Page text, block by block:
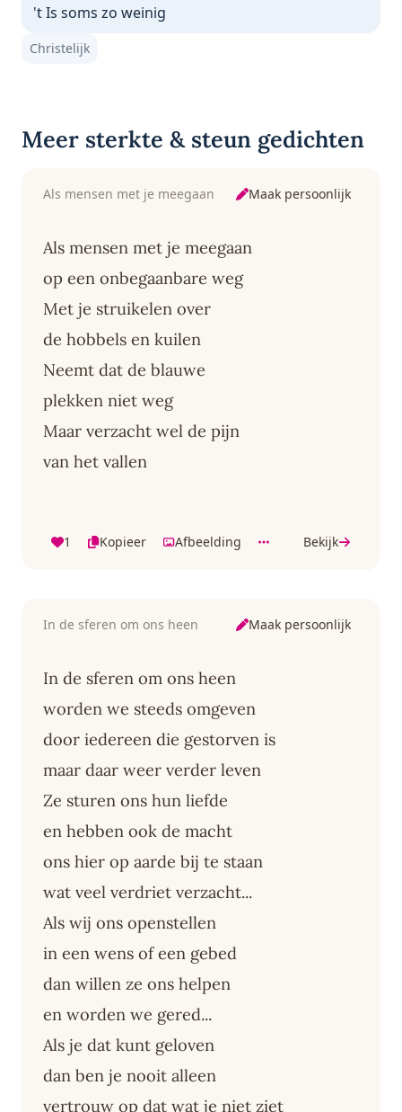
Volgende gedicht:
't Is soms zo weinig
Christelijk
Meer sterkte & steun gedichten
Als mensen met je meegaan Maak persoonlijk
Als mensen met je meegaan
op een onbegaanbare weg
Met je struikelen over
de hobbels en kuilen
Neemt dat de blauwe
plekken niet weg
Maar verzacht wel de pijn
van het vallen
1 Kopieer Afbeelding Bekijk
In de sferen om ons heen Maak persoonlijk
In de sferen om ons heen
worden we steeds omgeven
door iedereen die gestorven is
maar daar weer verder leven
Ze sturen ons hun liefde
en hebben ook de macht
ons hier op aarde bij te staan
wat veel verdriet verzacht...
Als wij ons openstellen
in een wens of een gebed
dan willen ze ons helpen
en worden we gered...
Als je dat kunt geloven
dan ben je nooit alleen
vertrouw op dat wat je niet ziet